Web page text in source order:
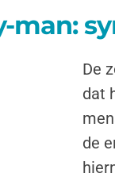
man:
De
dat
de